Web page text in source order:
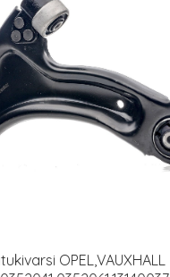
OPEL,VAUXHALL